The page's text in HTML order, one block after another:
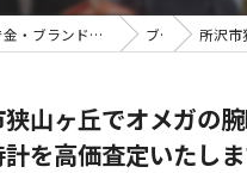
入間市で金・ブランド売るなら買取大吉 ウエスタ武蔵藤沢店 ブログ 所沢市狭山ヶ丘で
山ヶ丘でオメガの
を高価査定いたし